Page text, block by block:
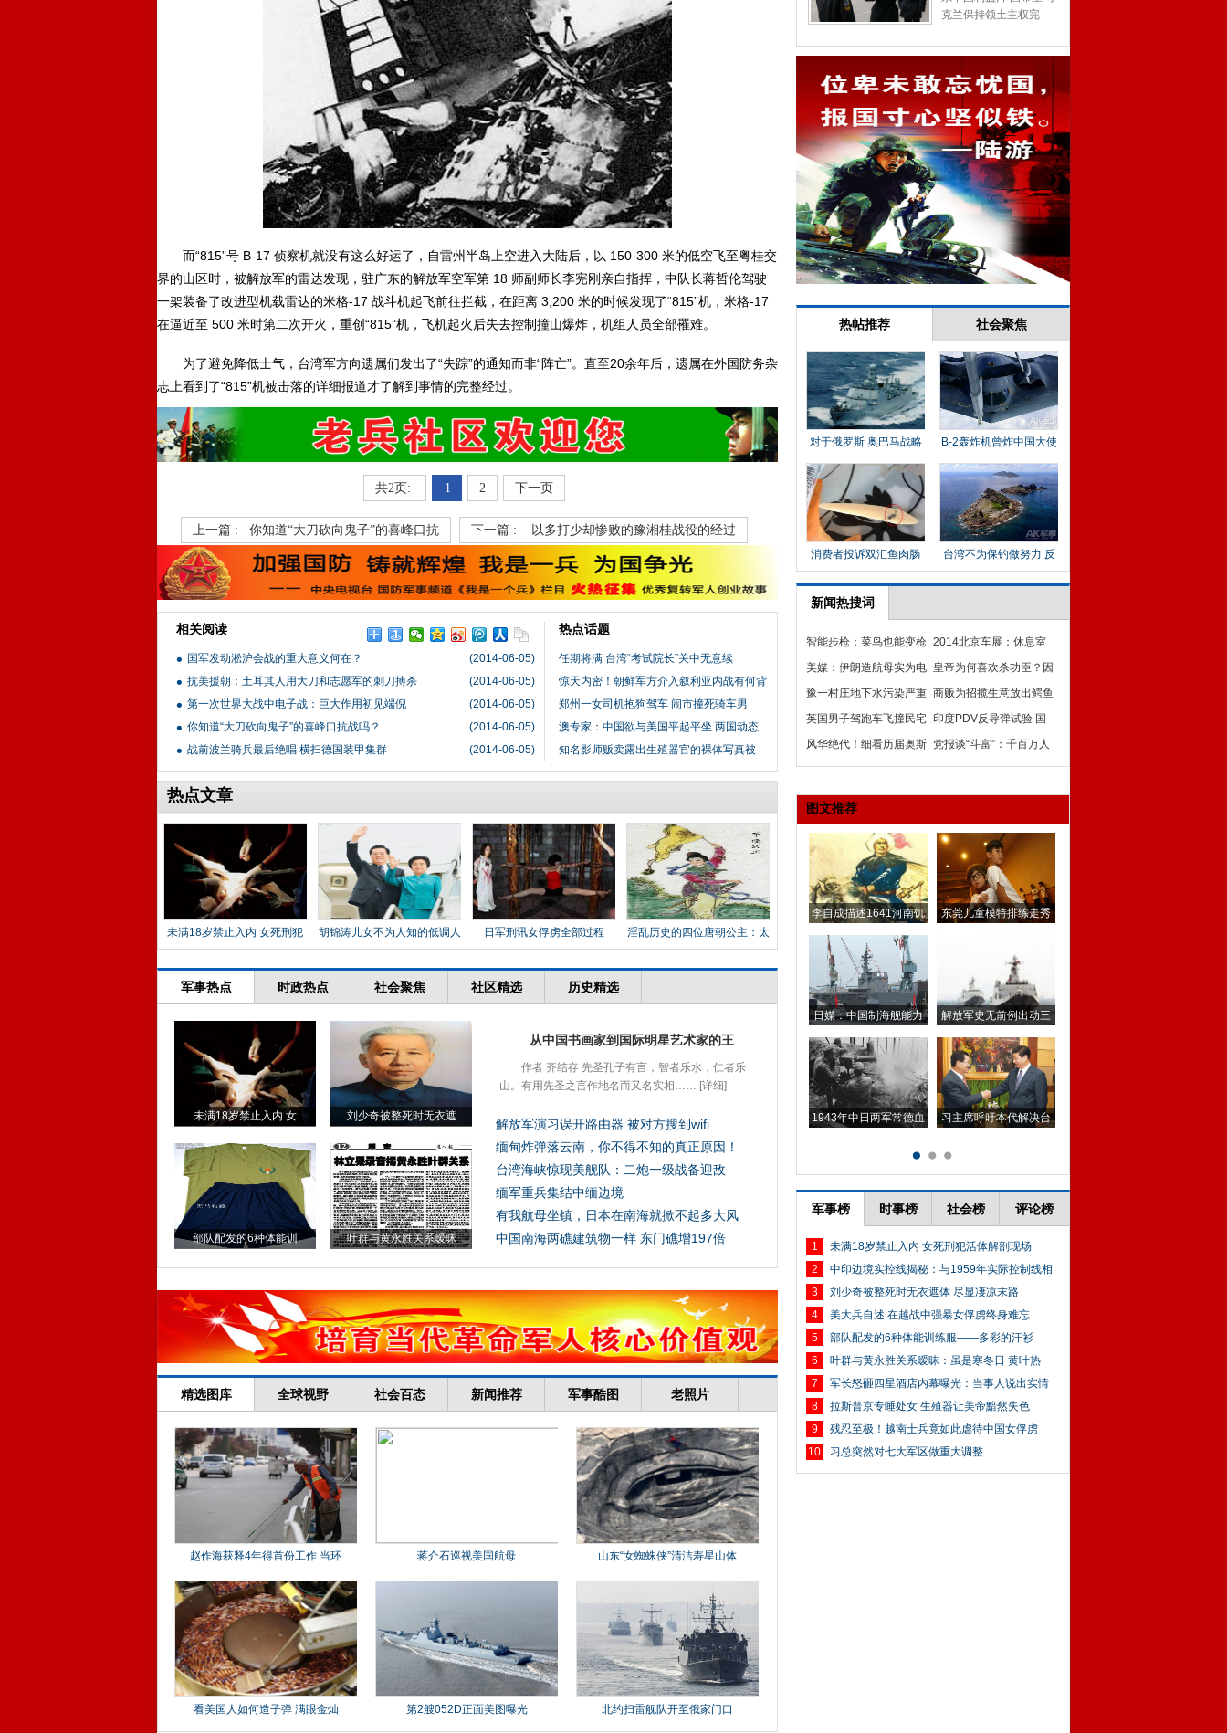
而“815”号 B-17 侦察机就没有这么好运了，自雷州半岛上空进入大陆后，以 150-300 米的低空飞至粤桂交
界的山区时，被解放军的雷达发现，驻广东的解放军空军第 18 师副师长李宪刚亲自指挥，中队长蒋哲伦驾驶
一架装备了改进型机载雷达的米格-17 战斗机起飞前往拦截，在距离 3,200 米的时候发现了“815”机，米格-17
在逼近至 500 米时第二次开火，重创“815”机，飞机起火后失去控制撞山爆炸，机组人员全部罹难。
为了避免降低士气，台湾军方向遗属们发出了“失踪”的通知而非“阵亡”。直至20余年后，遗属在外国防务杂
志上看到了“815”机被击落的详细报道才了解到事情的完整经过。
共2页: 1 2 下一页
上一篇 : 你知道“大刀砍向鬼子”的喜峰口抗 下一篇 : 以多打少却惨败的豫湘桂战役的经过
相关阅读
(2014-06-05)
国军发动淞沪会战的重大意义何在？
(2014-06-05)
抗美援朝：土耳其人用大刀和志愿军的刺刀搏杀
(2014-06-05)
第一次世界大战中电子战：巨大作用初见端倪
(2014-06-05)
你知道“大刀砍向鬼子”的喜峰口抗战吗？
(2014-06-05)
战前波兰骑兵最后绝唱 横扫德国装甲集群
热点话题
任期将满 台湾“考试院长”关中无意续
惊天内密！朝鲜军方介入叙利亚内战有何背
郑州一女司机抱狗驾车 闹市撞死骑车男
澳专家：中国欲与美国平起平坐 两国动态
知名影师贩卖露出生殖器官的裸体写真被
热点文章
未满18岁禁止入内 女死刑犯 胡锦涛儿女不为人知的低调人 日军刑讯女俘虏全部过程
淫乱历史的四位唐朝公主：太
平
新闻热搜词
智能步枪：菜鸟也能变枪
神
2014北京车展：休息室
里的女模
美媒：伊朗造航母实为电
影布景 学中国打假航母
皇帝为何喜欢杀功臣？因
为他们有能力造反
豫一村庄地下水污染严重
井水一点火就着
商贩为招揽生意放出鳄鱼
吓坏路人
英国男子驾跑车飞撞民宅
撞破墙角卡在半空
印度PDV反导弹试验 国
人看后完全惊呆
风华绝代！细看历届奥斯
卡影后美丽芳影
党报谈“斗富”：千百万人
的习惯势力最可怕
军事榜 时事榜 社会榜 评论榜
1
未满18岁禁止入内 女死刑犯活体解剖现场
2
中印边境实控线揭秘：与1959年实际控制线相
3
刘少奇被整死时无衣遮体 尽显凄凉末路
4
美大兵自述 在越战中强暴女俘虏终身难忘
5
部队配发的6种体能训练服——多彩的汗衫
6
叶群与黄永胜关系暧昧：虽是寒冬日 黄叶热
7
军长怒砸四星酒店内幕曝光：当事人说出实情
8
拉斯普京专睡处女 生殖器让美帝黯然失色
9
残忍至极！越南士兵竟如此虐待中国女俘虏
10
习总突然对七大军区做重大调整